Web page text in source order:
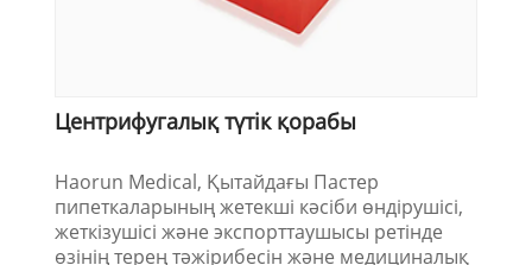
Центрифугалық түтік қорабы
Haorun Medical, Қытайдағы Пастер
пипеткаларының жетекші кәсіби өндірушісі,
жеткізушісі және экспорттаушысы ретінде
өзінің терең тәжірибесін және медициналық